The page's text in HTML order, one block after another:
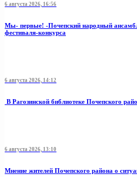
6 августа 2026, 16:56
Мы- первые! -Почепский народный
фестиваля-конкурса
6 августа 2026, 14:12
В Рагозинской библиотеке Почепского
6 августа 2026, 13:10
Мнение жителей Почепского района о